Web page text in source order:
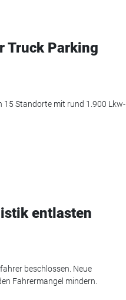
Truck Parking
15 Standorte mit rund 1.900 Lkw-
entlasten
beschlossen. Neue
Fahrermangel mindern.